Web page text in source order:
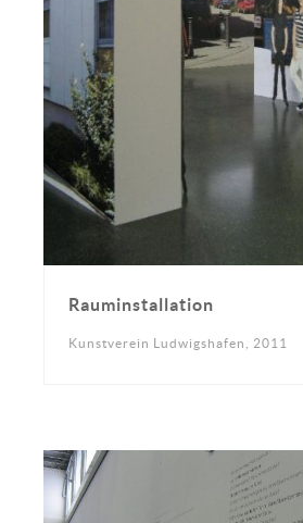
Rauminstallation
Kunstverein Ludwigshafen, 2011